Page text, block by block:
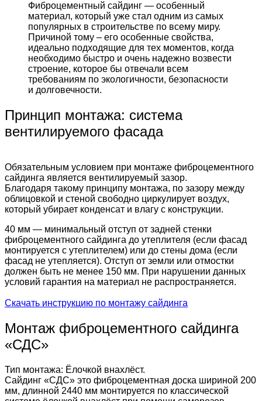
Фиброцементный сайдинг — особенный
материал, который уже стал одним из самых
популярных в строительстве по всему миру.
Причиной тому – его особенные свойства,
идеально подходящие для тех моментов, когда
необходимо быстро и очень надежно возвести
строение, которое бы отвечали всем
требованиям по экологичности, безопасности
и долговечности.
Принцип монтажа: система
вентилируемого фасада
Обязательным условием при монтаже фиброцементного
сайдинга является вентилируемый зазор.
Благодаря такому принципу монтажа, по зазору между
облицовкой и стеной свободно циркулирует воздух,
который убирает конденсат и влагу с конструкции.
40 мм — минимальный отступ от задней стенки
фиброцементного сайдинга до утеплителя (если фасад
монтируется с утеплителем) или до стены дома (если
фасад не утепляется). Отступ от земли или отмостки
должен быть не менее 150 мм. При нарушении данных
условий гарантия на материал не распространяется.
Скачать инструкцию по монтажу сайдинга
Монтаж фиброцементного сайдинга
«СДС»
Тип монтажа: Ёлочкой внахлёст.
Сайдинг «СДС» это фиброцементная доска шириной 200
мм, длинной 2440 мм монтируется по классической